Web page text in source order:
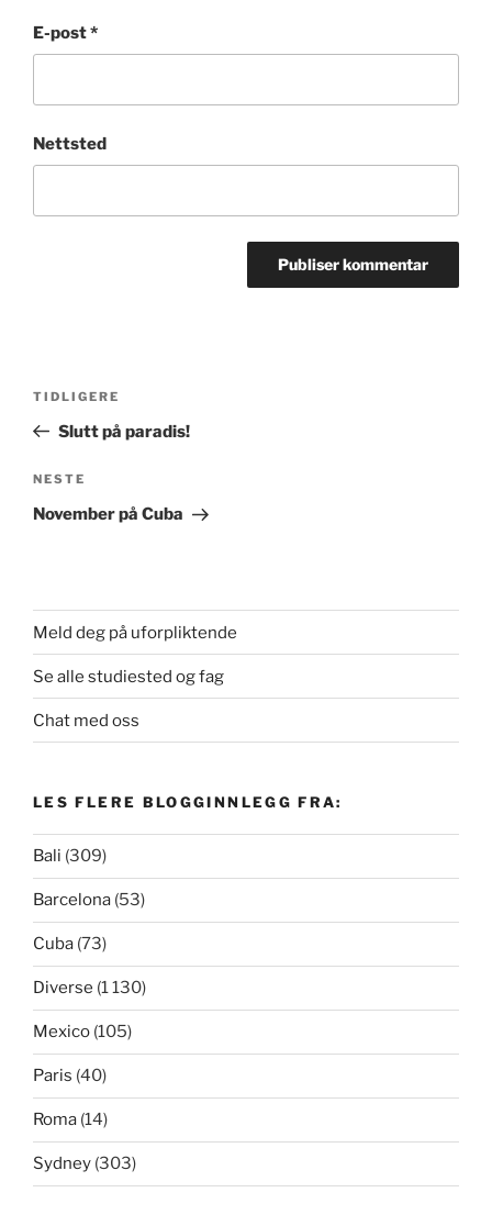
E-post*
Nettsted
Innleggsnavigasjon
Forrige
innlegg
TIDLIGERE
Slutt på paradis!
Neste
innlegg
NESTE
November på Cuba
Meld deg på uforpliktende
Se alle studiested og fag
Chat med oss
LES FLERE BLOGGINNLEGG FRA:
Bali (309)
Barcelona (53)
Cuba (73)
Diverse (1 130)
Mexico (105)
Paris (40)
Roma (14)
Sydney (303)